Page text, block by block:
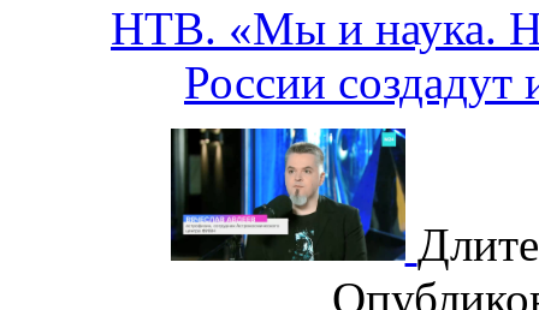
НТВ. «Мы и наука.
России создадут